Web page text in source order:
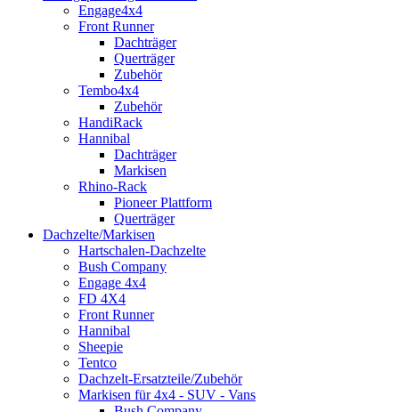
Engage4x4
Front Runner
Dachträger
Querträger
Zubehör
Tembo4x4
Zubehör
HandiRack
Hannibal
Dachträger
Markisen
Rhino-Rack
Pioneer Plattform
Querträger
Dachzelte/Markisen
Hartschalen-Dachzelte
Bush Company
Engage 4x4
FD 4X4
Front Runner
Hannibal
Sheepie
Tentco
Dachzelt-Ersatzteile/Zubehör
Markisen für 4x4 - SUV - Vans